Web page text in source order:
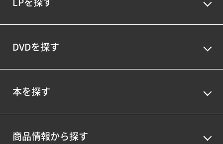
DVDを探す
本を探す
商品情報から探す